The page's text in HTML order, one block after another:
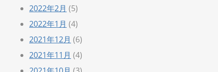
2022年2月 (5)
2022年1月 (4)
2021年12月 (6)
2021年11月 (4)